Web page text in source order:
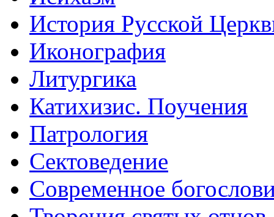
История Русской
Иконография
Литургика
Катихизис. Поучения
Патрология
Сектоведение
Современное